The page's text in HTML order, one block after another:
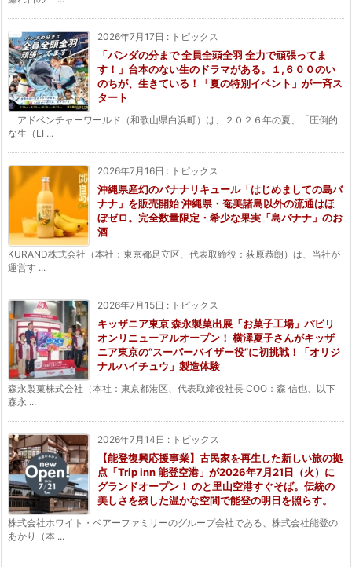
2026年7月17日 : トピックス
「パンダの分まで 全員全頭全羽 全力で頑張ってま
す！」台本のない生のドラマがある。１,６００のい
のちが、生きている！「夏の特別イベント」が一斉ス
タート
アドベンチャーワールド（和歌山県白浜町）は、２０２６年の夏、「圧倒的
な生（LI ...
2026年7月16日 : トピックス
沖縄県産幻のバナナリキュール「はじめましての島バ
ナナ」を販売開始 沖縄県・奄美諸島以外の流通はほ
ぼゼロ。完全数量限定・希少な果実「島バナナ」のお
酒
KURAND株式会社（本社：東京都足立区、代表取締役：荻原恭朗）は、当社が
運営す ...
2026年7月15日 : トピックス
キッザニア東京 森永製菓出展「お菓子工場」パビリ
オンリニューアルオープン！ 横澤夏子さんがキッザ
ニア東京の“スーパーバイザー役”に初挑戦！「オリジ
ナルハイチュウ」製造体験
森永製菓株式会社（本社：東京都港区、代表取締役社長 COO：森 信也、以下
森永 ...
2026年7月14日 : トピックス
【能登復興応援事業】古民家を再生した新しい旅の拠
点「Trip inn 能登空港」が2026年7月21日（火）に
グランドオープン！ のと里山空港すぐそば。伝統の
美しさを残した温かな空間で能登の明日を照らす。
株式会社ホワイト・ベアーファミリーのグループ会社である、株式会社能登の
あかり（本 ...